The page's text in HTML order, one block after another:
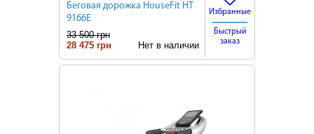
Беговая дорожка HouseFit HT
9166E
33 500 грн
28 475 грн
Нет в наличии
Избранные
Быстрый
заказ